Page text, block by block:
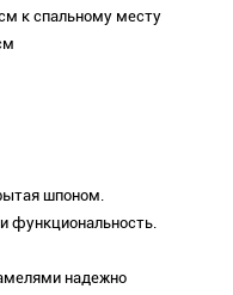
к спальному месту
шпоном.
функциональность.
надежно